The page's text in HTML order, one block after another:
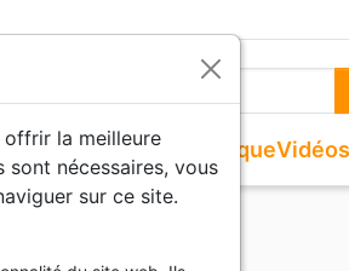
Testaments
et extraits
Livres
famille, individu
Jeunesse Musique
Musique de fête
Vidéos
fiction
vraies, témoignages
équitable
de Bible
la meilleure
nécessaires, vous
sur ce site.